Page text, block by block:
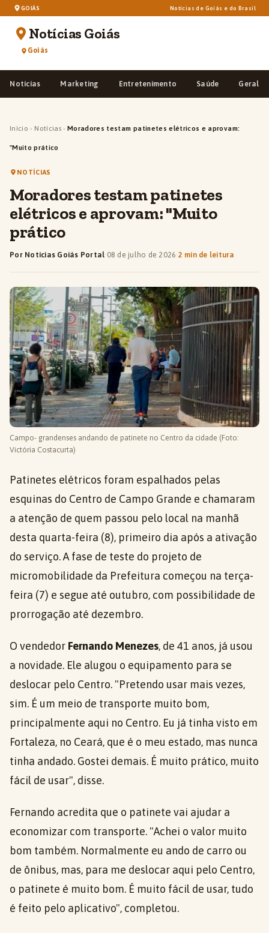
GOIÁS Notícias de Goiás e do Brasil
Notícias Goiás
Goiás
Notícias Marketing Entretenimento Saúde Geral
Início › Notícias › Moradores testam patinetes elétricos e aprovam:
"Muito prático
NOTÍCIAS
Moradores testam patinetes
elétricos e aprovam: "Muito
prático
Por Notícias Goiás Portal· 08 de julho de 2026·2 min de leitura
Campo- grandenses andando de patinete no Centro da cidade (Foto:
Victória Costacurta)
Patinetes elétricos foram espalhados pelas
esquinas do Centro de Campo Grande e chamaram
a atenção de quem passou pelo local na manhã
desta quarta-feira (8), primeiro dia após a ativação
do serviço. A fase de teste do projeto de
micromobilidade da Prefeitura começou na terça-
feira (7) e segue até outubro, com possibilidade de
prorrogação até dezembro.
O vendedor Fernando Menezes, de 41 anos, já usou
a novidade. Ele alugou o equipamento para se
deslocar pelo Centro. "Pretendo usar mais vezes,
sim. É um meio de transporte muito bom,
principalmente aqui no Centro. Eu já tinha visto em
Fortaleza, no Ceará, que é o meu estado, mas nunca
tinha andado. Gostei demais. É muito prático, muito
fácil de usar", disse.
Fernando acredita que o patinete vai ajudar a
economizar com transporte. "Achei o valor muito
bom também. Normalmente eu ando de carro ou
de ônibus, mas, para me deslocar aqui pelo Centro,
o patinete é muito bom. É muito fácil de usar, tudo
é feito pelo aplicativo", completou.